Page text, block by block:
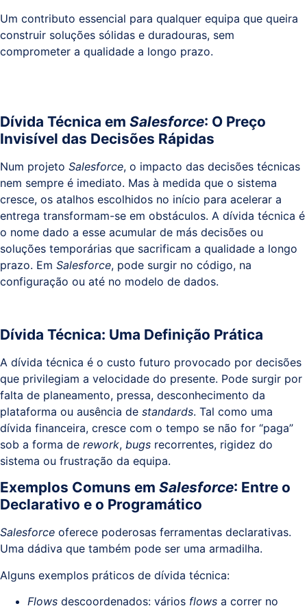
Sistemas
Um contributo essencial para qualquer equipa que queira
construir soluções sólidas e duradouras, sem
comprometer a qualidade a longo prazo.
Dívida Técnica em Salesforce: O Preço
Invisível das Decisões Rápidas
Num projeto Salesforce, o impacto das decisões técnicas
nem sempre é imediato. Mas à medida que o sistema
cresce, os atalhos escolhidos no início para acelerar a
entrega transformam-se em obstáculos. A dívida técnica é
o nome dado a esse acumular de más decisões ou
soluções temporárias que sacrificam a qualidade a longo
prazo. Em Salesforce, pode surgir no código, na
configuração ou até no modelo de dados.
Dívida Técnica: Uma Definição Prática
A dívida técnica é o custo futuro provocado por decisões
que privilegiam a velocidade do presente. Pode surgir por
falta de planeamento, pressa, desconhecimento da
plataforma ou ausência de standards. Tal como uma
dívida financeira, cresce com o tempo se não for “paga”
sob a forma de rework, bugs recorrentes, rigidez do
sistema ou frustração da equipa.
Exemplos Comuns em Salesforce: Entre o
Declarativo e o Programático
Salesforce oferece poderosas ferramentas declarativas.
Uma dádiva que também pode ser uma armadilha.
Alguns exemplos práticos de dívida técnica:
Flows descoordenados: vários flows a correr no